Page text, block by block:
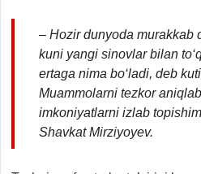
– Hozir dunyoda murakkab
kuni yangi sinovlar bilan
ertaga nima bo‘ladi, deb
Muammolarni tezkor
imkoniyatlarni izlab
Shavkat Mirziyoyev.